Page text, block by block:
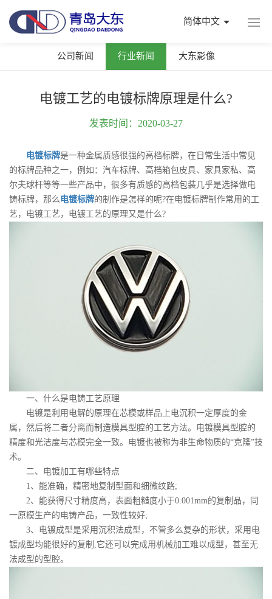
简体中文
公司新闻 行业新闻 大东影像
电镀工艺的电镀标牌原理是什么?
发表时间：2020-03-27
电镀标牌是一种金属质感很强的高档标牌，在日常生活中常见
的标牌品种之一，例如：汽车标牌、高档箱包皮具、家具家私、高
尔夫球杆等等一些产品中，很多有质感的高档包装几乎是选择做电
铸标牌，那么电镀标牌的制作是怎样的呢?在电镀标牌制作常用的工
艺，电镀工艺，电镀工艺的原理又是什么?
一、什么是电铸工艺原理
电镀是利用电解的原理在芯模或样品上电沉积一定厚度的金
属，然后将二者分离而制造模具型腔的工艺方法。电镀模具型腔的
精度和光洁度与芯模完全一致。电镀也被称为非生命物质的“克隆”技
术。
二、电镀加工有哪些特点
1、能准确，精密地复制型面和细微纹路;
2、能获得尺寸精度高，表面粗糙度小于0.001mm的复制品，同
一原模生产的电铸产品，一致性较好;
3、电镀成型是采用沉积法成型，不管多么复杂的形状，采用电
镀成型均能很好的复制,它还可以完成用机械加工难以成型，甚至无
法成型的型腔。